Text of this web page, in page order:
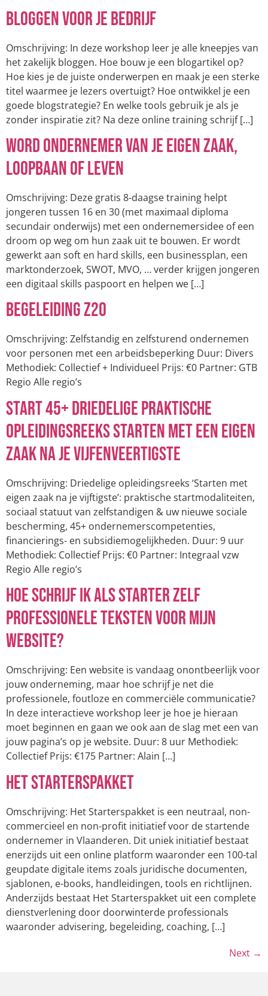
Bloggen voor je bedrijf
Omschrijving: In deze workshop leer je alle kneepjes van
het zakelijk bloggen. Hoe bouw je een blogartikel op?
Hoe kies je de juiste onderwerpen en maak je een sterke
titel waarmee je lezers overtuigt? Hoe ontwikkel je een
goede blogstrategie? En welke tools gebruik je als je
zonder inspiratie zit? Na deze online training schrijf […]
Word ondernemer van je eigen zaak,
loopbaan of leven
Omschrijving: Deze gratis 8-daagse training helpt
jongeren tussen 16 en 30 (met maximaal diploma
secundair onderwijs) met een ondernemersidee of een
droom op weg om hun zaak uit te bouwen. Er wordt
gewerkt aan soft en hard skills, een businessplan, een
marktonderzoek, SWOT, MVO, … verder krijgen jongeren
een digitaal skills paspoort en helpen we […]
Begeleiding Z2O
Omschrijving: Zelfstandig en zelfsturend ondernemen
voor personen met een arbeidsbeperking Duur: Divers
Methodiek: Collectief + Individueel Prijs: €0 Partner: GTB
Regio Alle regio’s
Start 45+ driedelige praktische
opleidingsreeks Starten met een eigen
zaak na je vijfenveertigste
Omschrijving: Driedelige opleidingsreeks ‘Starten met
eigen zaak na je vijftigste’: praktische startmodaliteiten,
sociaal statuut van zelfstandigen & uw nieuwe sociale
bescherming, 45+ ondernemerscompetenties,
financierings- en subsidiemogelijkheden. Duur: 9 uur
Methodiek: Collectief Prijs: €0 Partner: Integraal vzw
Regio Alle regio’s
Hoe schrijf ik als starter zelf
professionele teksten voor mijn
website?
Omschrijving: Een website is vandaag onontbeerlijk voor
jouw onderneming, maar hoe schrijf je net die
professionele, foutloze en commerciële communicatie?
In deze interactieve workshop leer je hoe je hieraan
moet beginnen en gaan we ook aan de slag met een van
jouw pagina’s op je website. Duur: 8 uur Methodiek:
Collectief Prijs: €175 Partner: Alain […]
Het Starterspakket
Omschrijving: Het Starterspakket is een neutraal, non-
commercieel en non-profit initiatief voor de startende
ondernemer in Vlaanderen. Dit uniek initiatief bestaat
enerzijds uit een online platform waaronder een 100-tal
geupdate digitale items zoals juridische documenten,
sjablonen, e-books, handleidingen, tools en richtlijnen.
Anderzijds bestaat Het Starterspakket uit een complete
dienstverlening door doorwinterde professionals
waaronder advisering, begeleiding, coaching, […]
Next →